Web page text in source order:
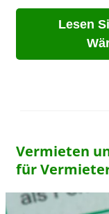
Lesen
Vermieten
für